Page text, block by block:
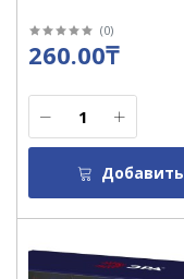
(0)
260.00₸
Добавить